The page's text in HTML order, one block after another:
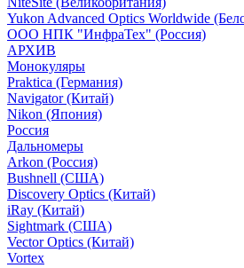
Yukon Advanced Optics Worldwide
ООО НПК "ИнфраТех" (Россия)
АРХИВ
Монокуляры
Praktica (Германия)
Navigator (Китай)
Nikon (Япония)
Россия
Дальномеры
Arkon (Россия)
Bushnell (США)
Discovery Optics (Китай)
iRay (Китай)
Sightmark (США)
Vector Optics (Китай)
Vortex